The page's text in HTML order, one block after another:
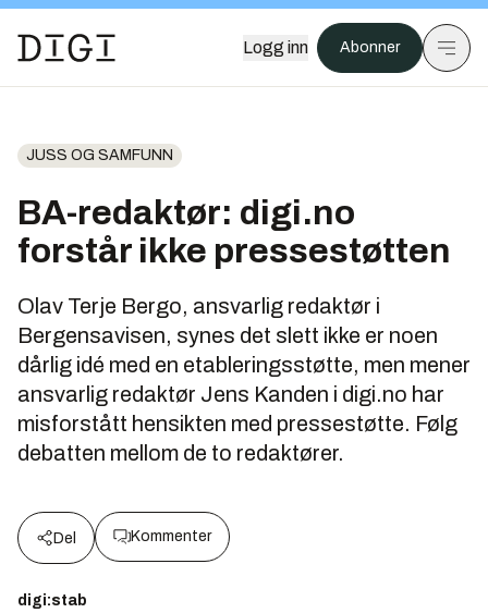
Logg inn Abonner
JUSS OG SAMFUNN
BA-redaktør: digi.no
forstår ikke pressestøtten
Olav Terje Bergo, ansvarlig redaktør i
Bergensavisen, synes det slett ikke er noen
dårlig idé med en etableringsstøtte, men mener
ansvarlig redaktør Jens Kanden i digi.no har
misforstått hensikten med pressestøtte. Følg
debatten mellom de to redaktører.
Del Kommenter
digi:stab